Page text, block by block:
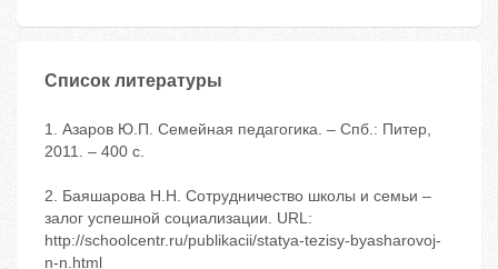
Список литературы
1. Азаров Ю.П. Семейная педагогика. – Спб.: Питер,
2011. – 400 с.
2. Баяшарова Н.Н. Сотрудничество школы и семьи –
залог успешной социализации. URL:
http://schoolcentr.ru/publikacii/statya-tezisy-byasharovoj-
n-n.html